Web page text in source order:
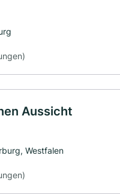
Aussicht
Westfalen